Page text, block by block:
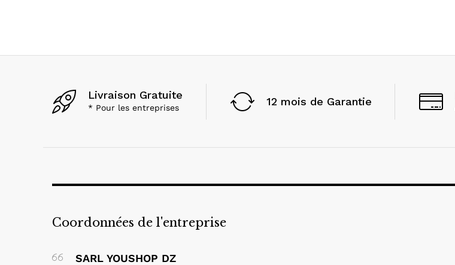
Livraison Gratuite
* Pour les entreprises 12 mois de Garantie
Coordonnées de l'entreprise
SARL YOUSHOP DZ